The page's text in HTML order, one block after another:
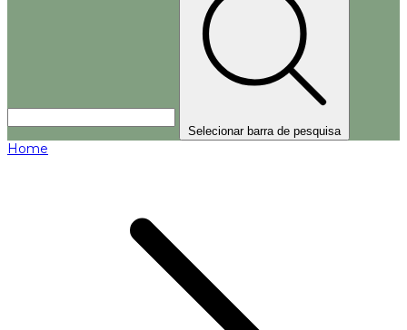
Selecionar barra de pesquisa
Home